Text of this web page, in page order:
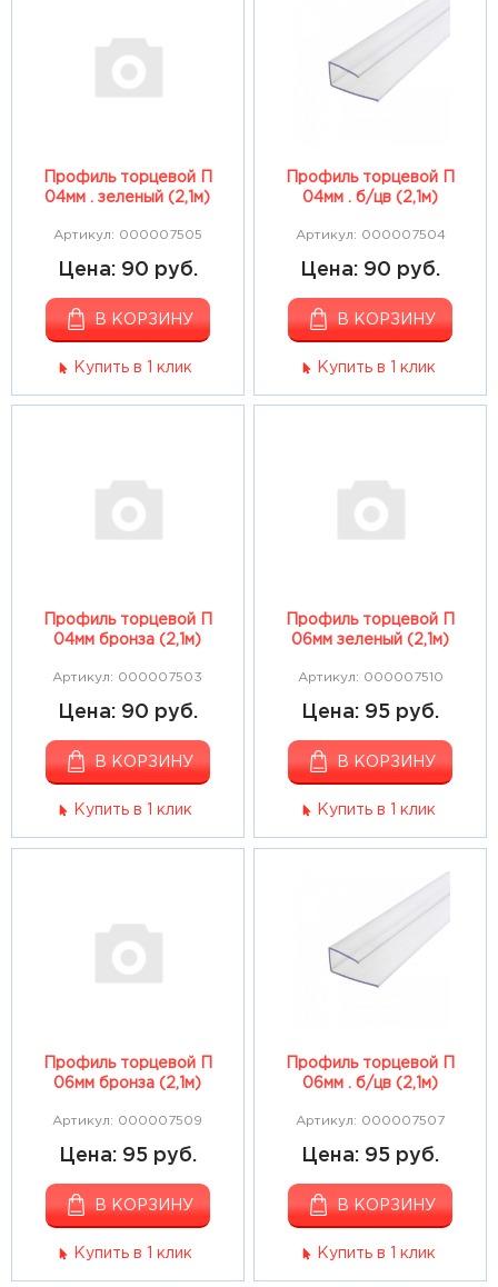
Профиль торцевой П
04мм . зеленый (2,1м)
Артикул: 000007505
Цена: 90 руб.
В КОРЗИНУ
Купить в 1 клик
Профиль торцевой П
04мм . б/цв (2,1м)
Артикул: 000007504
Цена: 90 руб.
В КОРЗИНУ
Купить в 1 клик
Профиль торцевой П
04мм бронза (2,1м)
Артикул: 000007503
Цена: 90 руб.
В КОРЗИНУ
Купить в 1 клик
Профиль торцевой П
06мм зеленый (2,1м)
Артикул: 000007510
Цена: 95 руб.
В КОРЗИНУ
Купить в 1 клик
Профиль торцевой П
06мм бронза (2,1м)
Артикул: 000007509
Цена: 95 руб.
В КОРЗИНУ
Купить в 1 клик
Профиль торцевой П
06мм . б/цв (2,1м)
Артикул: 000007507
Цена: 95 руб.
В КОРЗИНУ
Купить в 1 клик